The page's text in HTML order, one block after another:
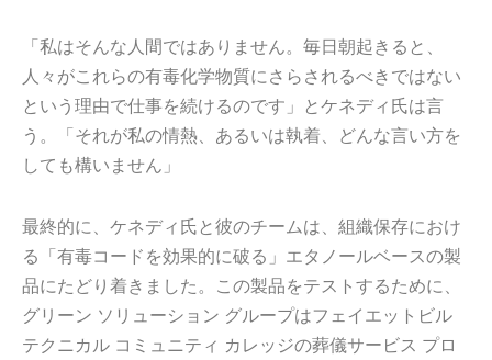
「私はそんな人間ではありません。毎日朝起きると、
人々がこれらの有毒化学物質にさらされるべきではない
という理由で仕事を続けるのです」とケネディ氏は言
う。「それが私の情熱、あるいは執着、どんな言い方を
しても構いません」
最終的に、ケネディ氏と彼のチームは、組織保存におけ
る「有毒コードを効果的に破る」エタノールベースの製
品にたどり着きました。この製品をテストするために、
グリーン ソリューション グループはフェイエットビル
テクニカル コミュニティ カレッジの葬儀サービス プロ